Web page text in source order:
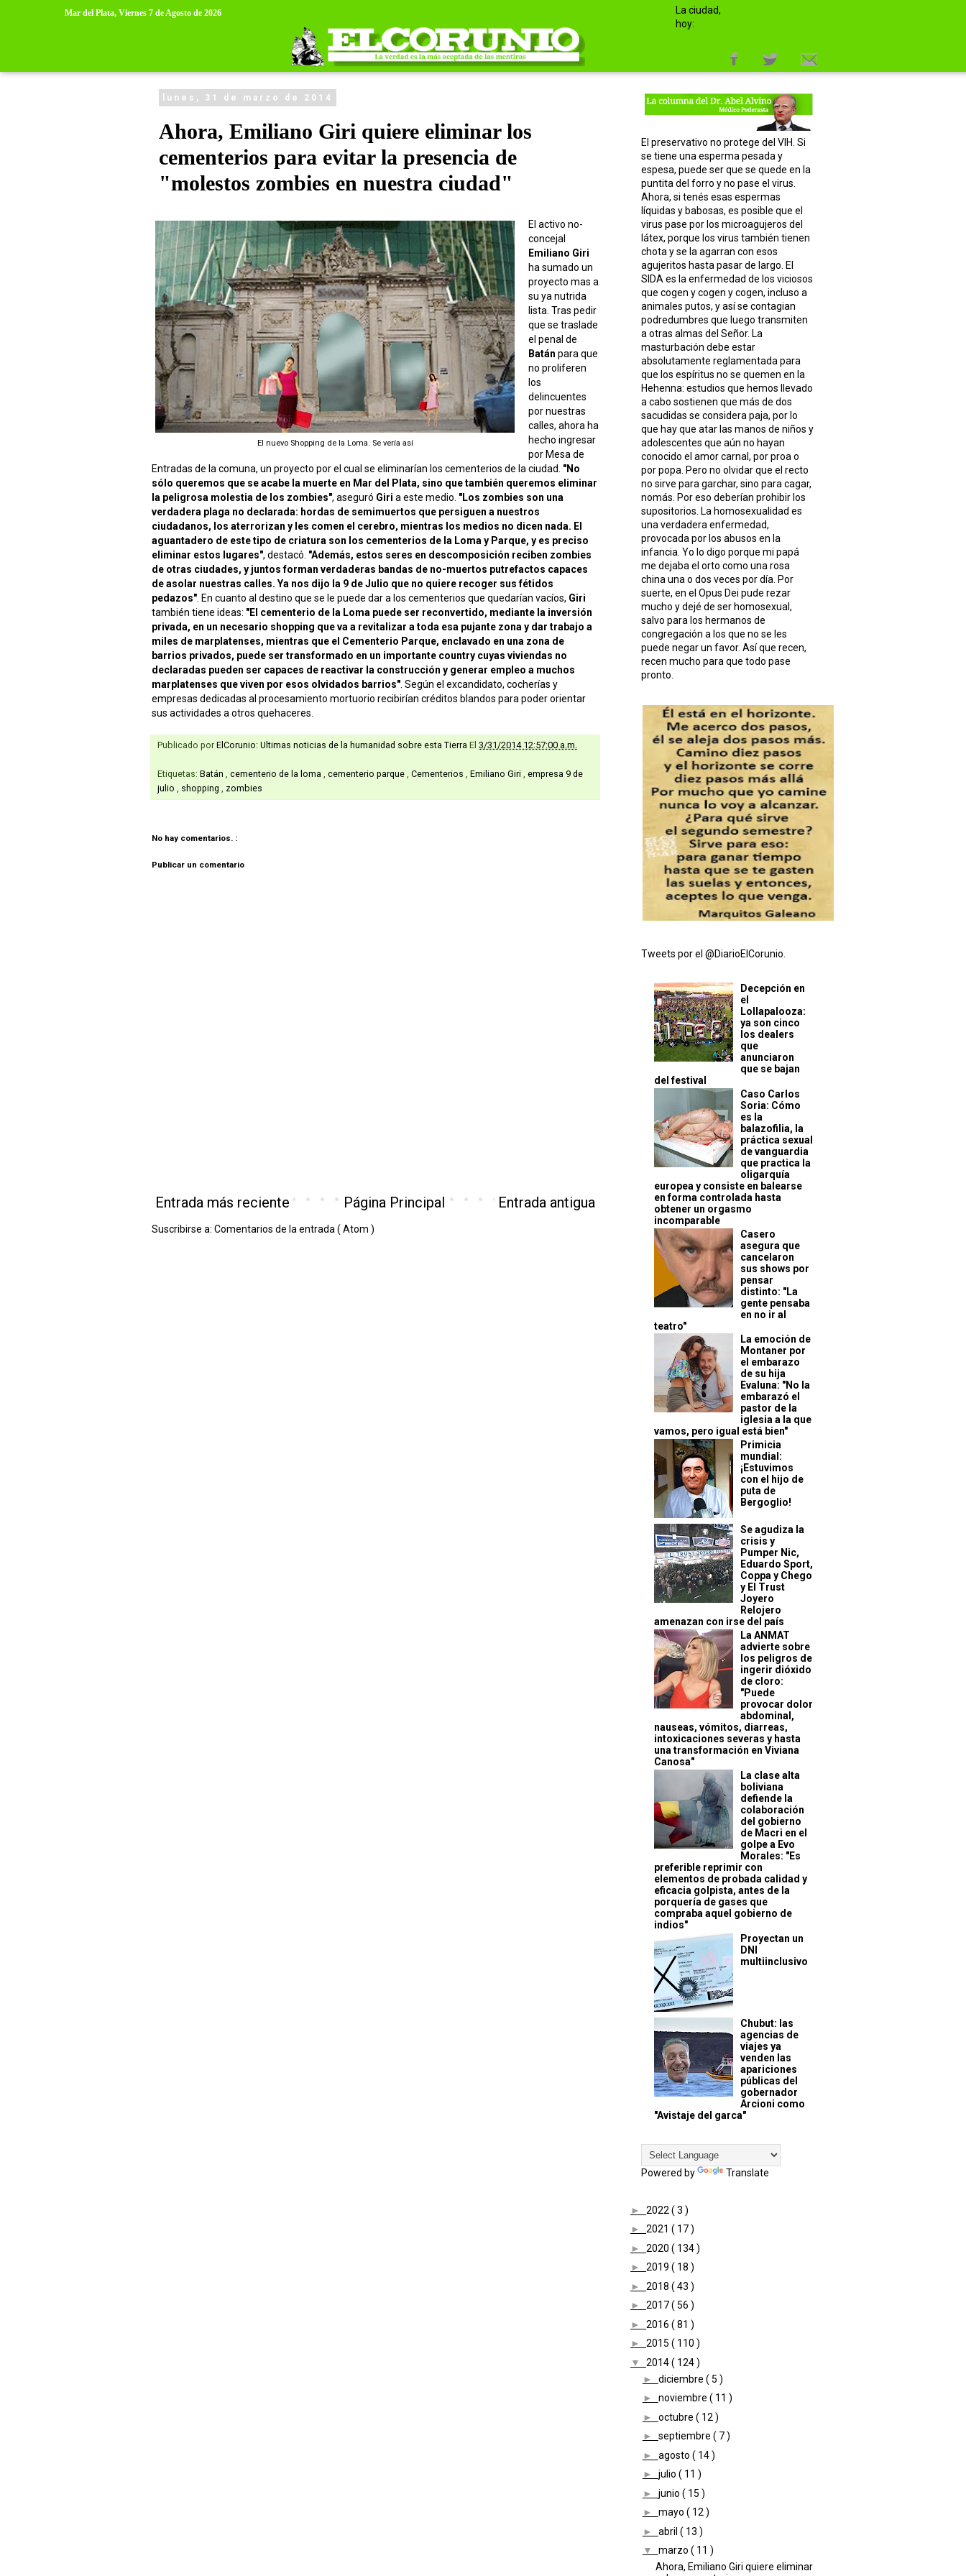
Mar del Plata, Viernes 7 de Agosto de 2026
La ciudad,
hoy:
lunes, 31 de marzo de 2014
Ahora, Emiliano Giri quiere eliminar los
cementerios para evitar la presencia de
"molestos zombies en nuestra ciudad"
El nuevo Shopping de la Loma. Se vería así
El activo no-
concejal
Emiliano Giri
ha sumado un
proyecto mas a
su ya nutrida
lista. Tras pedir
que se traslade
el penal de
Batán para que
no proliferen
los
delincuentes
por nuestras
calles, ahora ha
hecho ingresar
por Mesa de
Entradas de la comuna, un proyecto por el cual se eliminarían los cementerios de la ciudad. "No
sólo queremos que se acabe la muerte en Mar del Plata, sino que también queremos eliminar
la peligrosa molestia de los zombies", aseguró Giri a este medio. "Los zombies son una
verdadera plaga no declarada: hordas de semimuertos que persiguen a nuestros
ciudadanos, los aterrorizan y les comen el cerebro, mientras los medios no dicen nada. El
aguantadero de este tipo de criatura son los cementerios de la Loma y Parque, y es preciso
eliminar estos lugares", destacó. "Además, estos seres en descomposición reciben zombies
de otras ciudades, y juntos forman verdaderas bandas de no-muertos putrefactos capaces
de asolar nuestras calles. Ya nos dijo la 9 de Julio que no quiere recoger sus fétidos
pedazos" . En cuanto al destino que se le puede dar a los cementerios que quedarían vacíos, Giri
también tiene ideas: "El cementerio de la Loma puede ser reconvertido, mediante la inversión
privada, en un necesario shopping que va a revitalizar a toda esa pujante zona y dar trabajo a
miles de marplatenses, mientras que el Cementerio Parque, enclavado en una zona de
barrios privados, puede ser transformado en un importante country cuyas viviendas no
declaradas pueden ser capaces de reactivar la construcción y generar empleo a muchos
marplatenses que viven por esos olvidados barrios" . Según el excandidato, cocherías y
empresas dedicadas al procesamiento mortuorio recibirían créditos blandos para poder orientar
sus actividades a otros quehaceres.
Publicado por ElCorunio: Ultimas noticias de la humanidad sobre esta Tierra El 3/31/2014 12:57:00 a.m.
Etiquetas: Batán cementerio de la loma cementerio parque Cementerios Emiliano Giri
empresa 9 de
julio
shopping zombies
No hay comentarios. :
Publicar un comentario
Entrada más reciente Entrada antigua
Página Principal
Suscribirse a: Comentarios de la entrada ( Atom )
El preservativo no protege del VIH. Si
se tiene una esperma pesada y
espesa, puede ser que se quede en la
puntita del forro y no pase el virus.
Ahora, si tenés esas espermas
líquidas y babosas, es posible que el
virus pase por los microagujeros del
látex, porque los virus también tienen
chota y se la agarran con esos
agujeritos hasta pasar de largo. El
SIDA es la enfermedad de los viciosos
que cogen y cogen y cogen, incluso a
animales putos, y así se contagian
podredumbres que luego transmiten
a otras almas del Señor. La
masturbación debe estar
absolutamente reglamentada para
que los espíritus no se quemen en la
Hehenna: estudios que hemos llevado
a cabo sostienen que más de dos
sacudidas se considera paja, por lo
que hay que atar las manos de niños y
adolescentes que aún no hayan
conocido el amor carnal, por proa o
por popa. Pero no olvidar que el recto
no sirve para garchar, sino para cagar,
nomás. Por eso deberían prohibir los
supositorios. La homosexualidad es
una verdadera enfermedad,
provocada por los abusos en la
infancia. Yo lo digo porque mi papá
me dejaba el orto como una rosa
china una o dos veces por día. Por
suerte, en el Opus Dei pude rezar
mucho y dejé de ser homosexual,
salvo para los hermanos de
congregación a los que no se les
puede negar un favor. Así que recen,
recen mucho para que todo pase
pronto.
Tweets por el @DiarioElCorunio.
Decepción en
el
Lollapalooza:
ya son cinco
los dealers
que
anunciaron
que se bajan
del festival
Caso Carlos
Soria: Cómo
es la
balazofilia, la
práctica sexual
de vanguardia
que practica la
oligarquía
europea y consiste en balearse
en forma controlada hasta
obtener un orgasmo
incomparable
Casero
asegura que
cancelaron
sus shows por
pensar
distinto: "La
gente pensaba
en no ir al
teatro"
La emoción de
Montaner por
el embarazo
de su hija
Evaluna: "No la
embarazó el
pastor de la
iglesia a la que
vamos, pero igual está bien"
Primicia
mundial:
¡Estuvimos
con el hijo de
puta de
Bergoglio!
Se agudiza la
crisis y
Pumper Nic,
Eduardo Sport,
Coppa y Chego
y El Trust
Joyero
Relojero
amenazan con irse del país
La ANMAT
advierte sobre
los peligros de
ingerir dióxido
de cloro:
"Puede
provocar dolor
abdominal,
nauseas, vómitos, diarreas,
intoxicaciones severas y hasta
una transformación en Viviana
Canosa"
La clase alta
boliviana
defiende la
colaboración
del gobierno
de Macri en el
golpe a Evo
Morales: "Es
preferible reprimir con
elementos de probada calidad y
eficacia golpista, antes de la
porquería de gases que
compraba aquel gobierno de
indios"
Proyectan un
DNI
multiinclusivo
Chubut: las
agencias de
viajes ya
venden las
apariciones
públicas del
gobernador
Arcioni como
"Avistaje del garca"
Powered by Translate
► 2022 ( 3 )
► 2021 ( 17 )
► 2020 ( 134 )
► 2019 ( 18 )
► 2018 ( 43 )
► 2017( 56 )
► 2016 ( 81 )
► 2015 ( 110 )
▼ 2014( 124 )
► diciembre ( 5 )
► noviembre ( 11 )
► octubre ( 12 )
► septiembre ( 7 )
► agosto ( 14 )
► julio ( 11 )
► junio ( 15 )
► mayo ( 12 )
► abril ( 13 )
▼ marzo ( 11 )
Ahora, Emiliano Giri quiere eliminar